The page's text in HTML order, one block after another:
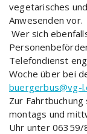
vegetarisches
Anwesenden vor.
Wer sich
Telefondienst
Woche über bei
buergerbus@vg-
Zur
montags und
Uhr unter 06359/